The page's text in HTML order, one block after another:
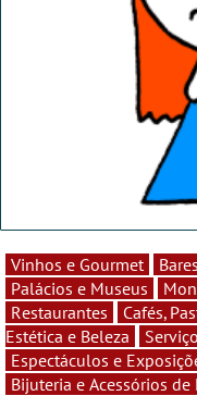
Vinhos e Gourmet Bares
Palácios e Museus
Restaurantes
Cafés,
Estética e Beleza
Espectáculos e
Bijuteria e Acessórios de